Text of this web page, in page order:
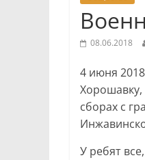
08.06.2018
4 июня
Хорошавку,
сборах с
У ребят